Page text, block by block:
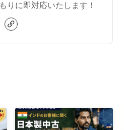
りに即対応いたします！